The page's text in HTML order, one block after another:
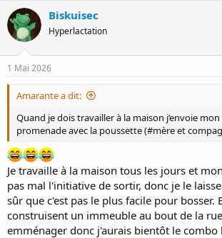
m
a
r
r
é
e
a
e
d
d
u
Biskuisec
Hyperlactation
1 Mai 2026
Amarante a dit:
Quand je dois travailler à la maison j’envoie
promenade avec la poussette (#mère et
Je travaille à la maison tous les jours et
pas mal l'initiative de sortir, donc je le
sûr que c'est pas le plus facile pour bosser.
construisent un immeuble au bout de la
emménager donc j'aurais bientôt le combo